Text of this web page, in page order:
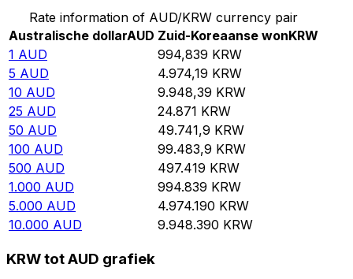
Rate information of AUD/KRW currency pair
Australische dollarAUD Zuid-Koreaanse wonKRW
1 AUD 994,839 KRW
5 AUD 4.974,19 KRW
10 AUD 9.948,39 KRW
25 AUD 24.871 KRW
50 AUD 49.741,9 KRW
100 AUD 99.483,9 KRW
500 AUD 497.419 KRW
1.000 AUD 994.839 KRW
5.000 AUD 4.974.190 KRW
10.000 AUD 9.948.390 KRW
KRW tot AUD grafiek